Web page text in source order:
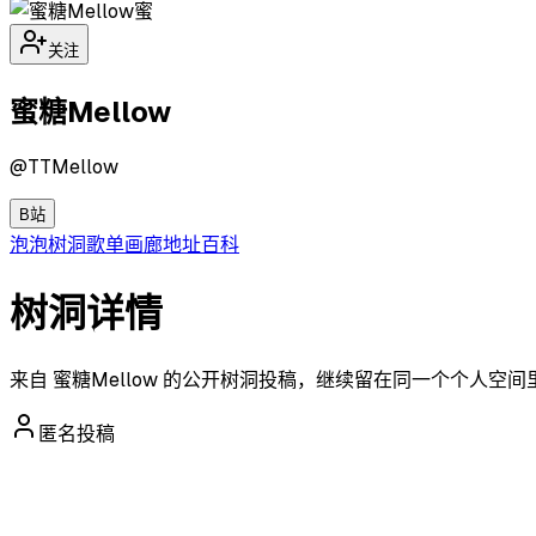
蜜
关注
蜜糖Mellow
@TTMellow
B站
泡泡树洞歌单画廊地址百科
树洞详情
来自 蜜糖Mellow 的公开树洞投稿，继续留在同一个个人空间
匿名投稿